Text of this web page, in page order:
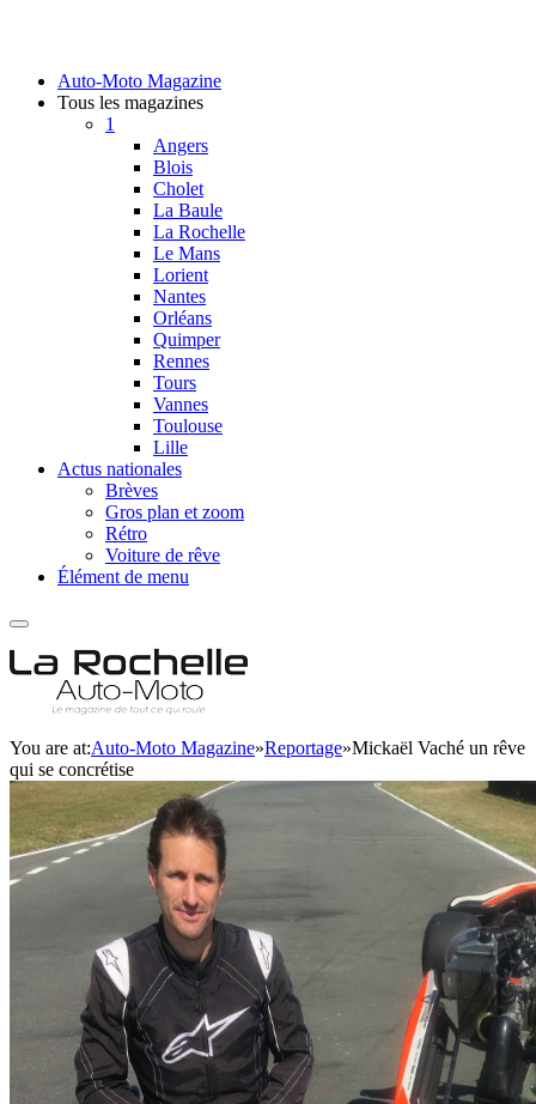
Auto-Moto Magazine
Tous les magazines
1
Angers
Blois
Cholet
La Baule
La Rochelle
Le Mans
Lorient
Nantes
Orléans
Quimper
Rennes
Tours
Vannes
Toulouse
Lille
Actus nationales
Brèves
Gros plan et zoom
Rétro
Voiture de rêve
Élément de menu
You are at:Auto-Moto Magazine»Reportage»Mickaël Vaché un rêve
qui se concrétise